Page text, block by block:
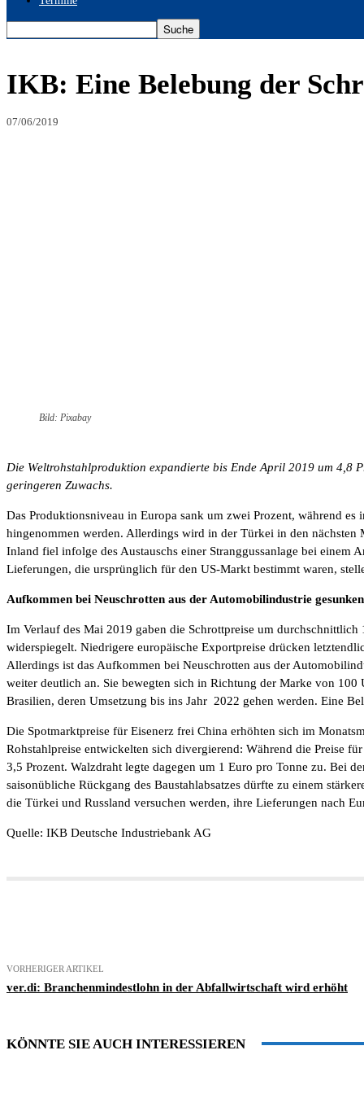
IKB: Eine Belebung der
07/06/2019
Bild: Pixabay
Die Weltrohstahlproduktion expandierte bis Ende April 2019 um 4,8
geringeren Zuwachs.
Das Produktionsniveau in Europa sank um zwei Prozent, während
hingenommen werden. Allerdings wird in der Türkei in den
Inland fiel infolge des Austauschs einer Stranggussanlage bei
Lieferungen, die ursprünglich für den US-Markt bestimmt waren,
Aufkommen bei Neuschrotten aus der Automobilindustrie gesunken
Im Verlauf des Mai 2019 gaben die Schrottpreise um
widerspiegelt. Niedrigere europäische Exportpreise drücken
Allerdings ist das Aufkommen bei Neuschrotten aus der
weiter deutlich an. Sie bewegten sich in Richtung der Marke von
Brasilien, deren Umsetzung bis ins Jahr 2022 gehen werden. Eine
Die Spotmarktpreise für Eisenerz frei China erhöhten sich im
Rohstahlpreise entwickelten sich divergierend: Während die Preise
3,5 Prozent. Walzdraht legte dagegen um 1 Euro pro Tonne zu. Bei
saisonübliche Rückgang des Baustahlabsatzes dürfte zu einem
die Türkei und Russland versuchen werden, ihre Lieferungen nach
Quelle: IKB Deutsche Industriebank AG
VORHERIGER ARTIKEL
ver.di: Branchenmindestlohn in der Abfallwirtschaft wird erhöht
KÖNNTE SIE AUCH INTERESSIEREN